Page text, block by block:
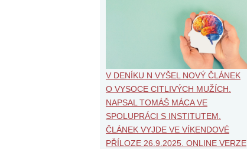
V DENÍKU N VYŠEL NOVÝ ČLÁNEK
O VYSOCE CITLIVÝCH MUŽÍCH.
NAPSAL TOMÁŠ MÁCA VE
SPOLUPRÁCI S INSTITUTEM.
ČLÁNEK VYJDE VE VÍKENDOVÉ
PŘÍLOZE 26.9.2025. ONLINE VERZE